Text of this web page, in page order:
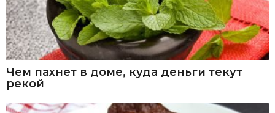
Чем пахнет в доме, куда деньги текут
рекой